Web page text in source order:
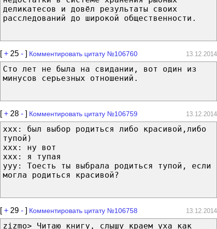
деликатесов и довёл результаты своих
расследований до широкой общественности.
[+ 25 - ] Комментировать цитату №106760 13.12.2014
Сто лет не была на свидании, вот один из
минусов серьезных отношений.
[+ 28 - ] Комментировать цитату №106759 13.12.2014
xxx: был выбор родиться либо красивой,либо
тупой)
xxx: ну вот
xxx: я тупая
yyy: Тоесть ты выбрала родиться тупой, если
могла родиться красивой?
[+ 29 - ] Комментировать цитату №106758 13.12.2014
zizmo> Читаю книгу, слышу краем уха как